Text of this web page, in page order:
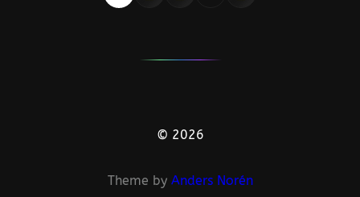
© 2026
Theme by Anders Norén